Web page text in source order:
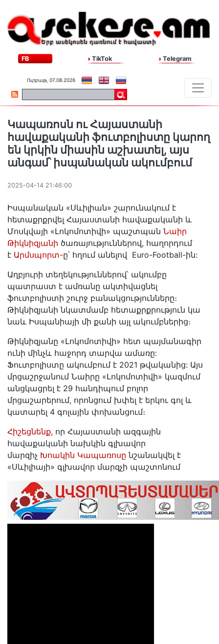
FB TikTok Telegram
Ուրբաթ, 07.08.2026
Կապառոսն ու Հայաստանի
հավաքականի ֆուտբոլիստը կարող
են կրկին միասին աշխատել, այս
անգամ՝ իսպանական ակումբում
2025-04-14 21:46:00
Իսպանական «Սևիլիան» շարունակում է
հետաքրքրվել Հայաստանի հավաքականի և
Մոսկվայի «Լոկոմոտիվի» պաշտպան Նաիր
Թիկնիզյանի ծառայություններով, հաղորդում
է Արմսպորտ-ը՝ հղում անելով Euro-Football-ին:
Աղբյուրի տեղեկություններով՝ ակումբը
պատրաստ է ամռանը ակտիվացնել
ֆուտբոլիստի շուրջ բանակցությունները։
Թիկնիզյանի նկատմամբ հետաքրքրություն կա
նաև Իսպանիայի մի քանի այլ ակումբներից։
Թիկնիզյանը «Լոկոմոտիվի» հետ պայմանագիր
ունի մինչև հաջորդ տարվա ամառը:
Ֆուտբոլիստը ակումբում է 2021 թվականից: Այս
մրցաշրջանում Նաիրը «Լոկոմոտիվի» կազմում
անցկացրել է 29 հանդիպում բոլոր
մրցաշարերում, որոնցում խփել է երկու գոլ և
կատարել 4 գոլային փոխանցում։
Հիշեցնենք, որ Հայաստանի ազգային
հավաքականի նախկին գլխավոր
մարզիչ Խոակին Կապառոսընշանակվել է
«Սևիլիայի» գլխավոր մարզչի պաշտոնում